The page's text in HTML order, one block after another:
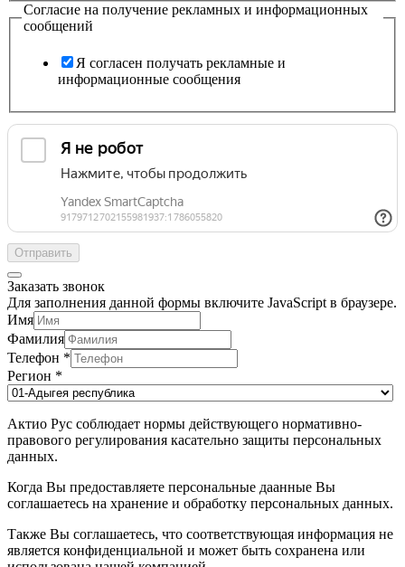
Согласие на получение рекламных и информационных
сообщений
Я согласен получать рекламные и
информационные сообщения
Отправить
Заказать звонок
Для заполнения данной формы включите JavaScript в браузере.
Имя
Фамилия
Телефон *
Регион *
Актио Рус соблюдает нормы действующего нормативно-
правового регулирования касательно защиты персональных
данных.
Когда Вы предоставляете персональные даанные Вы
соглашаетесь на хранение и обработку персональных данных.
Также Вы соглашаетесь, что соответствующая информация не
является конфиденциальной и может быть сохранена или